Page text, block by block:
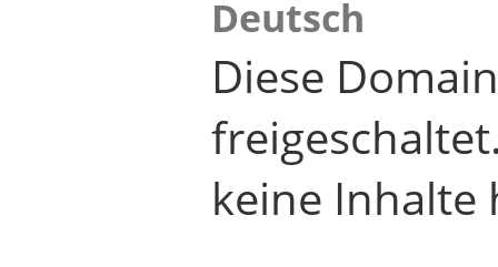
Deutsch
Diese
keine Inhalte